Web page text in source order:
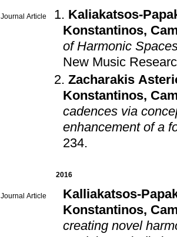
Journal Article
Kaliakatsos-
Konstantinos,
of Harmonic
New Music
Zacharakis
Konstantinos,
cadences via
enhancement of a
234.
2016
Journal Article
Kalliakatsos-
Konstantinos,
creating novel